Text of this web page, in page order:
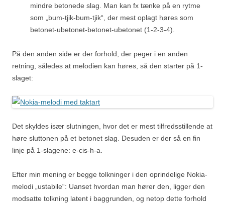
mindre betonede slag. Man kan fx tænke på en rytme
som „bum-tjik-bum-tjik“, der mest oplagt høres som
betonet-ubetonet-betonet-ubetonet (1-2-3-4).
På den anden side er der forhold, der peger i en anden
retning, således at melodien kan høres, så den starter på 1-
slaget:
Det skyldes især slutningen, hvor det er mest tilfredsstillende at
høre sluttonen på et betonet slag. Desuden er der så en fin
linje på 1-slagene: e-cis-h-a.
Efter min mening er begge tolkninger i den oprindelige Nokia-
melodi „ustabile“: Uanset hvordan man hører den, ligger den
modsatte tolkning latent i baggrunden, og netop dette forhold